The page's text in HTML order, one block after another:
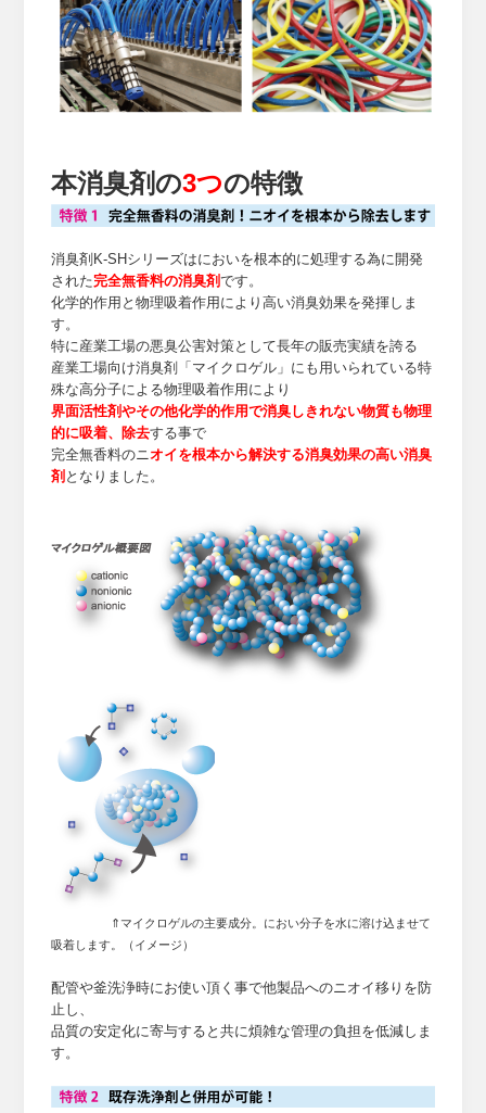
本消臭剤の3つの特徴
消臭剤K-SHシリーズはにおいを根本的に処理する為に開発
された完全無香料の消臭剤です。
化学的作用と物理吸着作用により高い消臭効果を発揮しま
す。
特に産業工場の悪臭公害対策として長年の販売実績を誇る
産業工場向け消臭剤「マイクロゲル」にも用いられている特
殊な高分子による物理吸着作用により
界面活性剤やその他化学的作用で消臭しきれない物質も物理
的に吸着、除去する事で
完全無香料のニ オイを根本から解決する消臭効果の高い消臭
剤 となりました。
⇑マイクロゲルの主要成分。
におい分子を水に溶け込ませて
吸着します。（イメージ）
配管や釜洗浄時にお使い頂く事で他製品へのニオイ移りを防
止し、
品質の安定化に寄与すると共に煩雑な管理の負担を低減しま
す。